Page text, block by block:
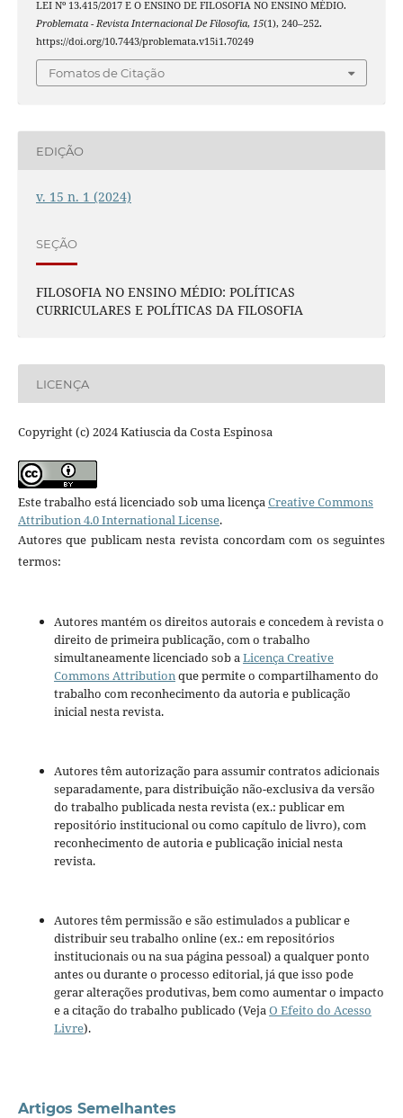
LEI Nº 13.415/2017 E O ENSINO DE FILOSOFIA NO ENSINO MÉDIO.
Problemata - Revista Internacional De Filosofia, 15(1), 240–252.
https://doi.org/10.7443/problemata.v15i1.70249
Fomatos de Citação
EDIÇÃO
v. 15 n. 1 (2024)
SEÇÃO
FILOSOFIA NO ENSINO MÉDIO: POLÍTICAS
CURRICULARES E POLÍTICAS DA FILOSOFIA
LICENÇA
Copyright (c) 2024 Katiuscia da Costa Espinosa
Este trabalho está licenciado sob uma licençaCreative Commons
Attribution 4.0 International License.
Autores que publicam nesta revista concordam com os seguintes
termos:
Autores mantém os direitos autorais e concedem à revista o
direito de primeira publicação, com o trabalho
simultaneamente licenciado sob a Licença Creative
Commons Attribution que permite o compartilhamento do
trabalho com reconhecimento da autoria e publicação
inicial nesta revista.
Autores têm autorização para assumir contratos adicionais
separadamente, para distribuição não-exclusiva da versão
do trabalho publicada nesta revista (ex.: publicar em
repositório institucional ou como capítulo de livro), com
reconhecimento de autoria e publicação inicial nesta
revista.
Autores têm permissão e são estimulados a publicar e
distribuir seu trabalho online (ex.: em repositórios
institucionais ou na sua página pessoal) a qualquer ponto
antes ou durante o processo editorial, já que isso pode
gerar alterações produtivas, bem como aumentar o impacto
e a citação do trabalho publicado (Veja O Efeito do Acesso
Livre).
Artigos Semelhantes